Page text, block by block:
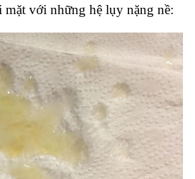
với những hệ lụy nặng nề: